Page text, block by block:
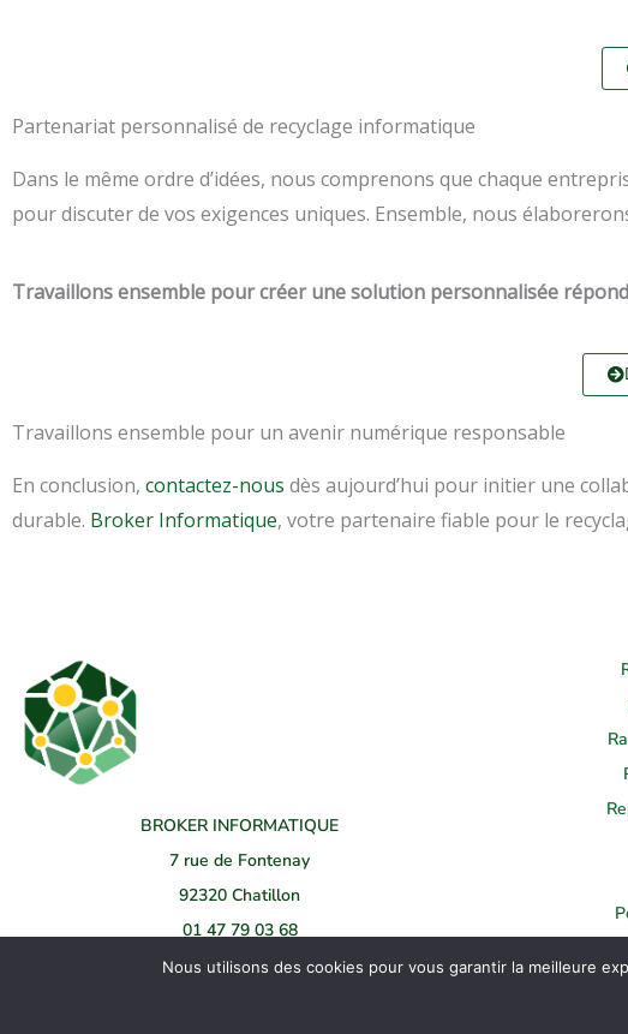
Partenariat personnalisé de recyclage informatique
Dans le même ordre d’idées, nous comprenons que chaque
pour discuter de vos exigences uniques. Ensemble, nous
Travaillons ensemble pour créer une solution personnalisée
Travaillons ensemble pour un avenir numérique responsable
En conclusion, contactez-nous dès aujourd’hui pour initier une
durable. Broker Informatique, votre partenaire fiable pour le
BROKER INFORMATIQUE
7 rue de Fontenay
92320 Chatillon
01 47 79 03 68
Copyright © 2022
Nous utilisons des cookies pour vous garantir la meilleure